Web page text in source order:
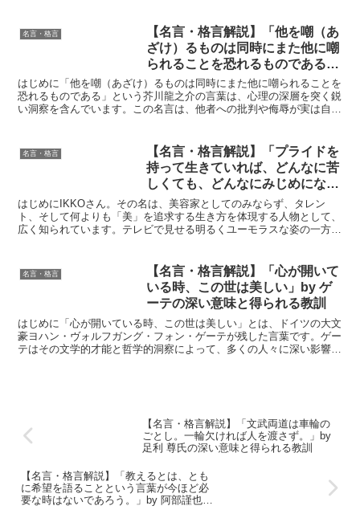
名言・格言
【名言・格言解説】「他を嘲（あ
ざけ）るものは同時にまた他に嘲
られることを恐れるものである」
by 芥川龍之介の深い意味と得ら
れる教訓
はじめに「他を嘲（あざけ）るものは同時にまた他に嘲られることを
恐れるものである」という芥川龍之介の言葉は、心理の深層を突く鋭
い洞察を含んでいます。この名言は、他者への批判や侮辱が実は自己
名言・格言
【名言・格言解説】「プライドを
持って生きていれば、どんなに苦
しくても、どんなにみじめになっ
ても、ぶれずに正しく生きていけ
る。」by IKKOの深い意味と得ら
れる教訓
はじめにIKKOさん。その名は、美容家としてのみならず、タレン
ト、そして何よりも「美」を追求する生き方を体現する人物として、
広く知られています。テレビで見せる明るくユーモラスな姿の一方
名言・格言
【名言・格言解説】「心が開いて
いる時、この世は美しい」by ゲ
ーテの深い意味と得られる教訓
はじめに「心が開いている時、この世は美しい」とは、ドイツの大文
豪ヨハン・ヴォルフガング・フォン・ゲーテが残した言葉です。ゲー
テはその文学的才能と哲学的洞察によって、多くの人々に深い影響を
【名言・格言解説】「文武両道は車輪の
ごとし。一輪欠ければ人を渡さず。」by
足利 尊氏の深い意味と得られる教訓
【名言・格言解説】「教えるとは、とも
に希望を語ることという言葉が今ほど必
要な時はないであろう。」by 阿部謹也の